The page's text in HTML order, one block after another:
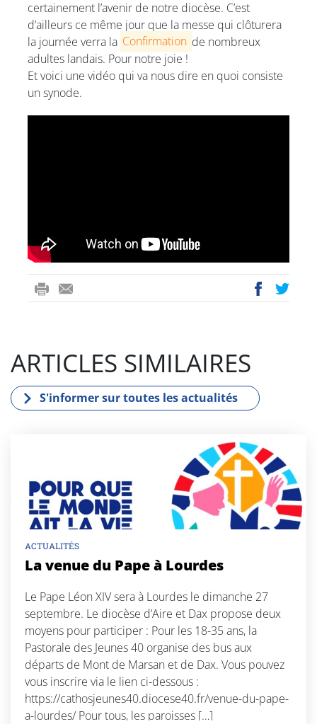
certainement l’avenir de notre diocèse. C’est
d’ailleurs ce même jour que la messe qui clôturera
la journée verra la Confirmation de nombreux
adultes landais. Pour notre joie !
Et voici une vidéo qui va nous dire en quoi consiste
un synode.
ri
-
ac
wi
ARTICLES SIMILAIRES
S'informer sur toutes les actualités
ACTUALITÉS
La venue du Pape à Lourdes
Le Pape Léon XIV sera à Lourdes le dimanche 27
septembre. Le diocèse d’Aire et Dax propose deux
moyens pour participer : Pour les 18-35 ans, la
Pastorale des Jeunes 40 organise des bus aux
départs de Mont de Marsan et de Dax. Vous pouvez
vous inscrire via le lien ci-dessous :
https://cathosjeunes40.diocese40.fr/venue-du-pape-
a-lourdes/ Pour tous, les paroisses […]